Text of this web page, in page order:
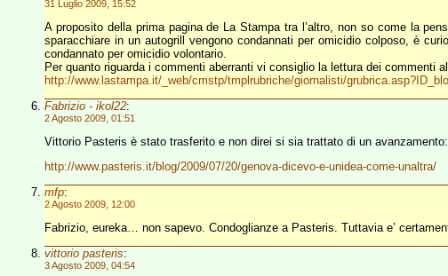
31 Luglio 2009, 15:52
A proposito della prima pagina de La Stampa tra l’altro, non so come la
sparacchiare in un autogrill vengono condannati per omicidio colposo, è
condannato per omicidio volontario.
Per quanto riguarda i commenti aberranti vi consiglio la lettura dei
http://www.lastampa.it/_web/cmstp/tmplrubriche/giornalisti/
Fabrizio - ikol22:
2 Agosto 2009, 01:51
Vittorio Pasteris è stato trasferito e non direi si sia trattato di un avanzamento:
http://www.pasteris.it/blog/2009/07/20/genova-dicevo-e-unidea-come-unaltra/
mfp:
2 Agosto 2009, 12:00
Fabrizio, eureka… non sapevo. Condoglianze a Pasteris. Tuttavia e’
vittorio pasteris:
3 Agosto 2009, 04:54